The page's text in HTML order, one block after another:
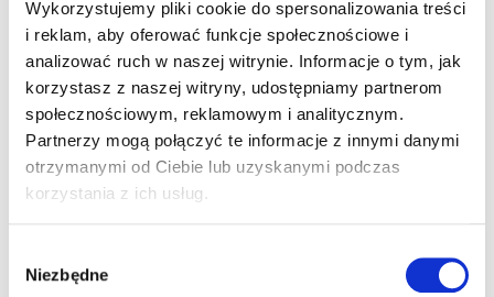
Wykorzystujemy pliki cookie do spersonalizowania treści
i reklam, aby oferować funkcje społecznościowe i
analizować ruch w naszej witrynie. Informacje o tym, jak
korzystasz z naszej witryny, udostępniamy partnerom
społecznościowym, reklamowym i analitycznym.
Partnerzy mogą połączyć te informacje z innymi danymi
otrzymanymi od Ciebie lub uzyskanymi podczas
korzystania z ich usług.
zgody
Niezbędne
zakrętach? Miota się po tej blaszanej pułapce i
kaleczy łapy? Albo nie wszystko zobaczyłam.
Pingback:AE Gaming เว็บพนันออนไลน์
Pingback:packman disposables for sale